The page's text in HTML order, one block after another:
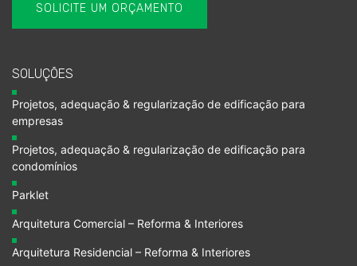
SOLICITE UM ORÇAMENTO
SOLUÇÕES
Projetos, adequação & regularização de edificação para
empresas
Projetos, adequação & regularização de edificação para
condomínios
Parklet
Arquitetura Comercial – Reforma & Interiores
Arquitetura Residencial – Reforma & Interiores